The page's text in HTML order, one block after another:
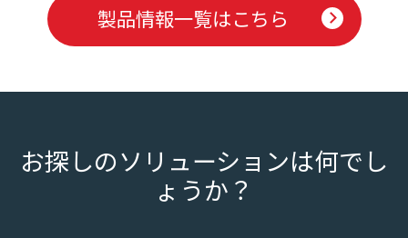
製品情報一覧はこちら
お探しのソリューションは何でし
ょうか？